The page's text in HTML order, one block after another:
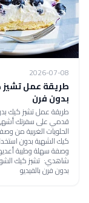
2026-07-08
طريقة عمل
بدون فرن
طريقة عمل تشيز كيك
قدمي على سفرتك
الحلويات الغربية من
كيك الشهية بدون
وصفة سهلة وطيبة
شاهدي: تشيز كيك
بدون فرن بالفيديو